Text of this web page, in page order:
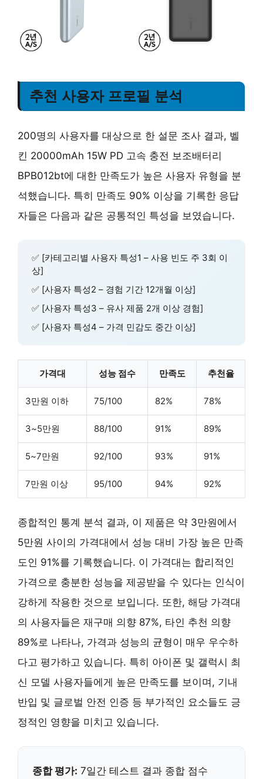
추천 사용자 프로필 분석
200명의 사용자를 대상으로 한 설문 조사 결과, 벨
킨 20000mAh 15W PD 고속 충전 보조배터리
BPB012bt에 대한 만족도가 높은 사용자 유형을 분
석했습니다. 특히 만족도 90% 이상을 기록한 응답
자들은 다음과 같은 공통적인 특성을 보였습니다.
✅ [카테고리별 사용자 특성1 – 사용 빈도 주 3회 이
상]
✅ [사용자 특성2 – 경험 기간 12개월 이상]
✅ [사용자 특성3 – 유사 제품 2개 이상 경험]
✅ [사용자 특성4 – 가격 민감도 중간 이상]
가격대 성능 점수 만족도 추천율
3만원 이하 75/100 82% 78%
3~5만원 88/100 91% 89%
5~7만원 92/100 93% 91%
7만원 이상 95/100 94% 92%
종합적인 통계 분석 결과, 이 제품은 약 3만원에서
5만원 사이의 가격대에서 성능 대비 가장 높은 만족
도인 91%를 기록했습니다. 이 가격대는 합리적인
가격으로 충분한 성능을 제공받을 수 있다는 인식이
강하게 작용한 것으로 보입니다. 또한, 해당 가격대
의 사용자들은 재구매 의향 87%, 타인 추천 의향
89%로 나타나, 가격과 성능의 균형이 매우 우수하
다고 평가하고 있습니다. 특히 아이폰 및 갤럭시 최
신 모델 사용자들에게 높은 만족도를 보이며, 기내
반입 및 글로벌 안전 인증 등 부가적인 요소들도 긍
정적인 영향을 미치고 있습니다.
종합 평가: 7일간 테스트 결과 종합 점수